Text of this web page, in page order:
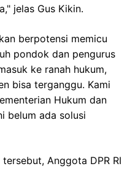
jelas Gus Kikin.
berpotensi memicu
pondok dan pengurus
ke ranah hukum,
bisa terganggu. Kami
Hukum dan
belum ada solusi
Anggota DPR RI